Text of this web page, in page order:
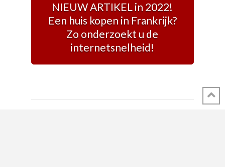
NIEUW ARTIKEL in 2022!
Een huis kopen in Frankrijk?
Zo onderzoekt u de
internetsnelheid!